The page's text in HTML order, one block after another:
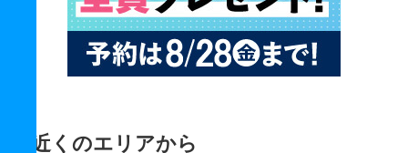
近くのエリアから